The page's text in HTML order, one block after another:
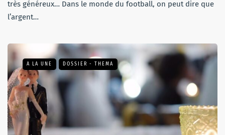
très généreux… Dans le monde du football, on peut dire que
l’argent…
A LA UNE DOSSIER - THEMA